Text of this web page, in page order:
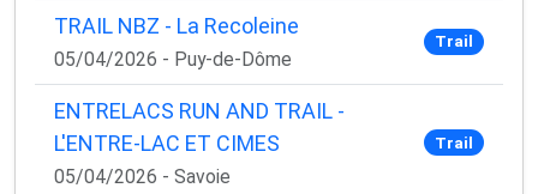
TRAIL NBZ - La Recoleine
05/04/2026 - Puy-de-Dôme
Trail
ENTRELACS RUN AND TRAIL -
L'ENTRE-LAC ET CIMES
05/04/2026 - Savoie
Trail